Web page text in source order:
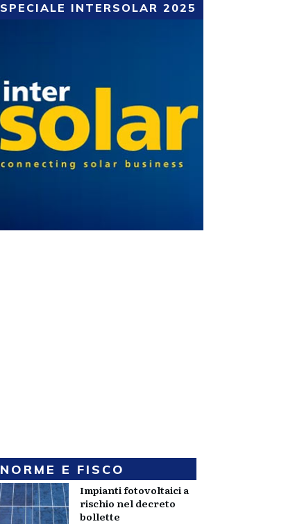
SPECIALE INTERSOLAR 2025
NORME E FISCO
Impianti fotovoltaici a
rischio nel decreto
bollette